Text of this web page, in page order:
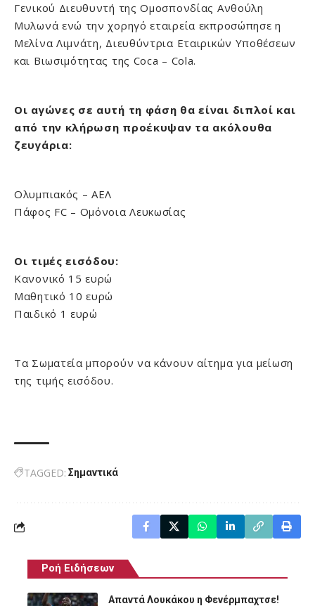
Γενικού Διευθυντή της Ομοσπονδίας Ανθούλη
Μυλωνά ενώ την χορηγό εταιρεία εκπροσώπησε η
Μελίνα Λιμνάτη, Διευθύντρια Εταιρικών Υποθέσεων
και Βιωσιμότητας της Coca – Cola.
Οι αγώνες σε αυτή τη φάση θα είναι διπλοί και
από την κλήρωση προέκυψαν τα ακόλουθα
ζευγάρια:
Ολυμπιακός – ΑΕΛ
Πάφος FC – Ομόνοια Λευκωσίας
Οι τιμές εισόδου:
Κανονικό 15 ευρώ
Μαθητικό 10 ευρώ
Παιδικό 1 ευρώ
Τα Σωματεία μπορούν να κάνουν αίτημα για μείωση
της τιμής εισόδου.
TAGGED: Σημαντικά
Ροή Ειδήσεων
Απαντά Λουκάκου η Φενέρμπαχτσε!